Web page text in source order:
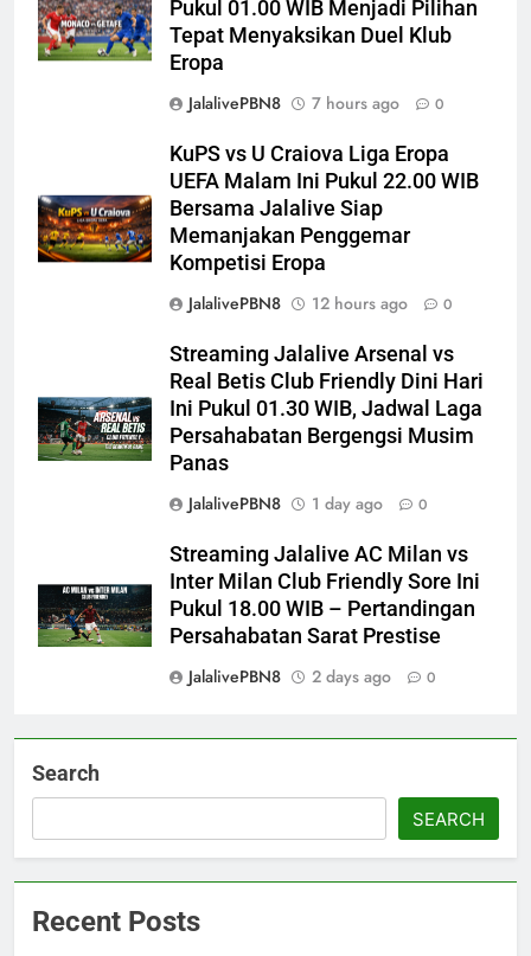
Pukul 01.00 WIB Menjadi Pilihan
Tepat Menyaksikan Duel Klub
Eropa
JalalivePBN8
7 hours ago 0
KuPS vs U Craiova Liga Eropa
UEFA Malam Ini Pukul 22.00 WIB
Bersama Jalalive Siap
Memanjakan Penggemar
Kompetisi Eropa
JalalivePBN8
12 hours ago 0
Streaming Jalalive Arsenal vs
Real Betis Club Friendly Dini Hari
Ini Pukul 01.30 WIB, Jadwal Laga
Persahabatan Bergengsi Musim
Panas
JalalivePBN8
1 day ago 0
Streaming Jalalive AC Milan vs
Inter Milan Club Friendly Sore Ini
Pukul 18.00 WIB – Pertandingan
Persahabatan Sarat Prestise
JalalivePBN8
2 days ago 0
Search
SEARCH
Recent Posts